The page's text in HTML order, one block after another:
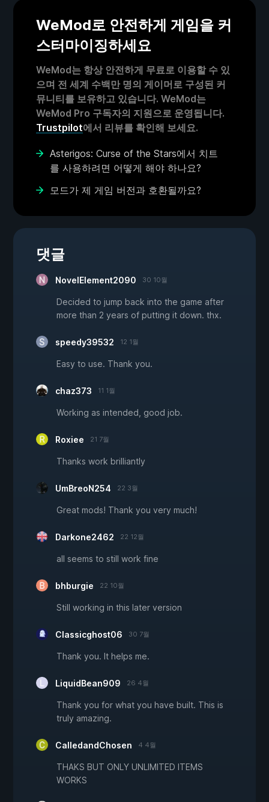
WeMod로 안전하게 게임을 커
스터마이징하세요
WeMod는 항상 안전하게 무료로 이용할 수 있
으며 전 세계 수백만 명의 게이머로 구성된 커
뮤니티를 보유하고 있습니다. WeMod는
WeMod Pro 구독자의 지원으로 운영됩니다.
Trustpilot에서 리뷰를 확인해 보세요.
Asterigos: Curse of the Stars에서 치트
를 사용하려면 어떻게 해야 하나요?
모드가 제 게임 버전과 호환될까요?
댓글
NovelElement2090 30 10월
Decided to jump back into the game after
more than 2 years of putting it down. thx.
speedy39532 12 1월
Easy to use. Thank you.
chaz373 11 1월
Working as intended, good job.
Roxiee 21 7월
Thanks work brilliantly
UmBreoN254 22 3월
Great mods! Thank you very much!
Darkone2462 22 12월
all seems to still work fine
bhburgie 22 10월
Still working in this later version
Classicghost06 30 7월
Thank you. It helps me.
LiquidBean909 26 4월
Thank you for what you have built. This is
truly amazing.
CalledandChosen 4 4월
THAKS BUT ONLY UNLIMITED ITEMS
WORKS